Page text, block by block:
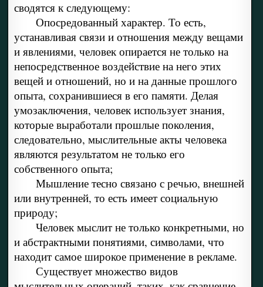
сводятся к следующему:
Опосредованный характер. То есть,
устанавливая связи и отношения между вещами
и явлениями, человек опирается не только на
непосредственное воздействие на него этих
вещей и отношений, но и на данные прошлого
опыта, сохранившиеся в его памяти. Делая
умозаключения, человек использует знания,
которые выработали прошлые поколения,
следовательно, мыслительные акты человека
являются результатом не только его
собственного опыта;
Мышление тесно связано с речью, внешней
или внутренней, то есть имеет социальную
природу;
Человек мыслит не только конкретными, но
и абстрактными понятиями, символами, что
находит самое широкое применение в рекламе.
Существует множество видов